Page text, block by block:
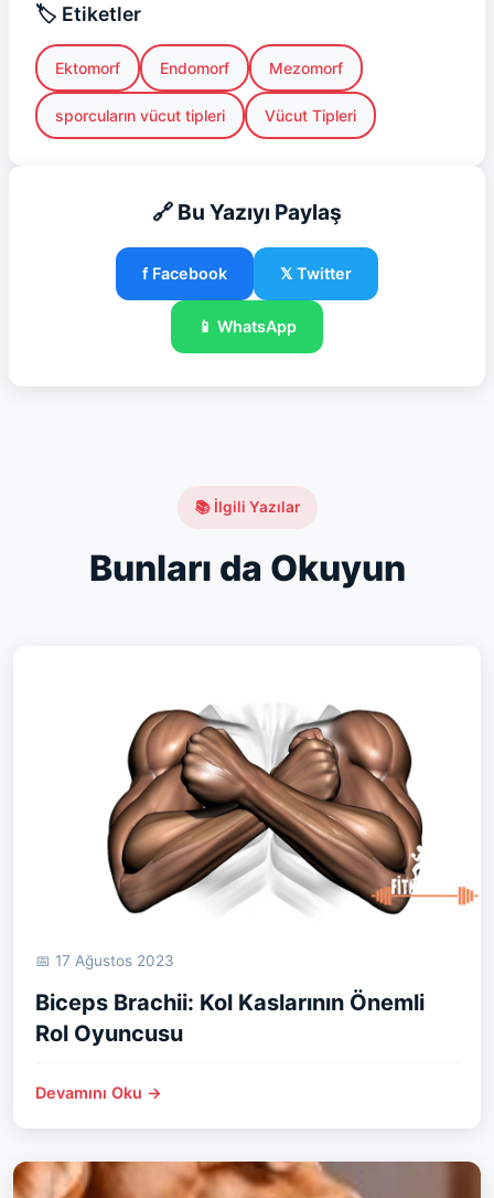
🏷️ Etiketler
Ektomorf Endomorf Mezomorf
sporcuların vücut tipleri Vücut Tipleri
🔗 Bu Yazıyı Paylaş
f Facebook 𝕏 Twitter
📱 WhatsApp
📚 İlgili Yazılar
Bunları da Okuyun
📅 17 Ağustos 2023
Biceps Brachii: Kol Kaslarının Önemli
Rol Oyuncusu
Devamını Oku →